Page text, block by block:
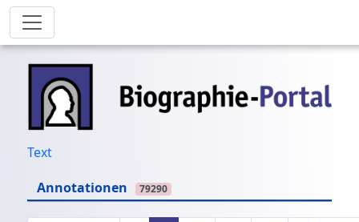
Text
Annotationen
79290